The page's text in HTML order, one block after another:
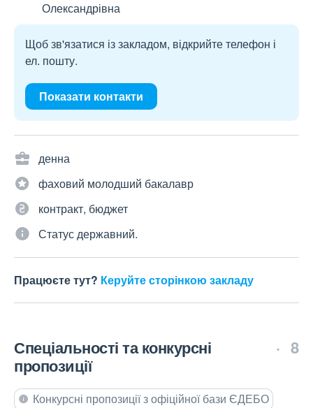
Олександрівна
Щоб зв'язатися із закладом, відкрийте телефон і
ел. пошту.
Показати контакти
денна
фаховий молодший бакалавр
контракт, бюджет
Статус державний.
Працюєте тут? Керуйте сторінкою закладу
Спеціальності та конкурсні
пропозиції
8
Конкурсні пропозиції з офіційної бази ЄДЕБО